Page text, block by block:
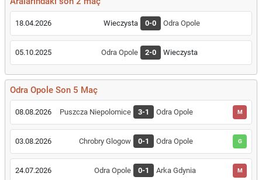
18.04.2026 Wieczysta 0-0 Odra Opole
05.10.2025 Odra Opole 2-0 Wieczysta
Odra Opole Son 5 Maç
08.08.2026 Puszcza Niepolomice 3-1 Odra Opole M
03.08.2026 Chrobry Glogow 0-1 Odra Opole G
24.07.2026 Odra Opole 0-1 Arka Gdynia M